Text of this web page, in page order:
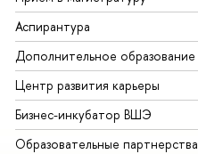
Аспирантура
Дополнительное образование
Центр развития карьеры
Бизнес-инкубатор ВШЭ
Образовательные партнерства